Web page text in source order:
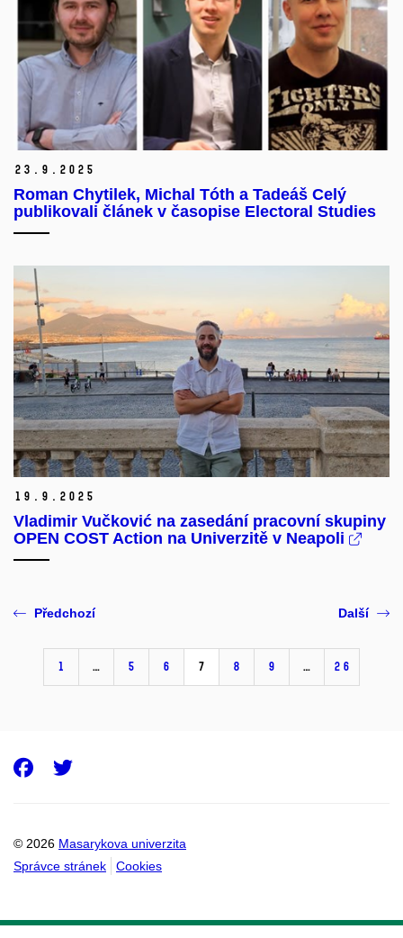
23. 9. 2025
Roman Chytilek, Michal Tóth a Tadeáš Celý
publikovali článek v časopise Electoral Studies
19. 9. 2025
Vladimir Vučković na zasedání pracovní skupiny
OPEN COST Action na Univerzitě v Neapoli
Předchozí
1 … 5 6 7 8 9 … 26
Další
© 2026 Masarykova univerzita
Správce stránek
Cookies
Facebook
Twitter